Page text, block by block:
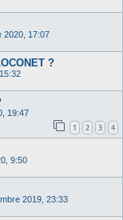
2020, 17:07
?
19:47
1 2 3 4
9:50
2019, 23:33